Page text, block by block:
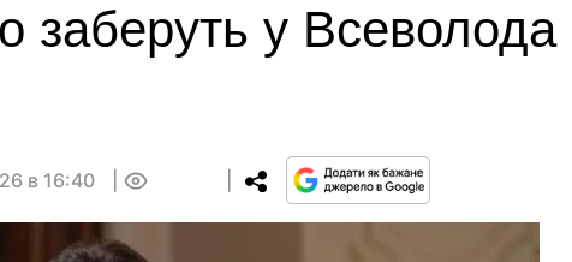
заберуть у
в 16:40